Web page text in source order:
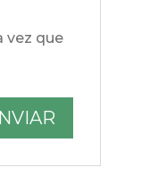
vez que